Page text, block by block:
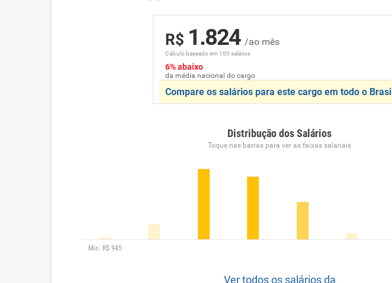
R$ 1.824 /ao mês
Cálculo baseado em 100 salários
6% abaixo
da média nacional do cargo
Compare os salários para este cargo em todo o Brasil
Distribução dos Salários
Toque nas barras para ver as faixas salariais
Ver todos os salários da